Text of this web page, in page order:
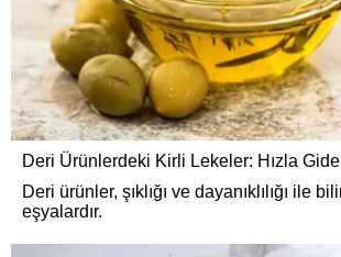
Deri Ürünlerdeki Kirli Lekeler: Hızla
Deri ürünler, şıklığı ve dayanıklılığı ile
eşyalardır.